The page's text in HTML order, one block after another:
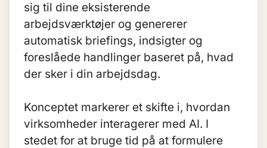
sig til dine eksisterende
arbejdsværktøjer og genererer
automatisk briefings, indsigter og
foreslåede handlinger baseret på, hvad
der sker i din arbejdsdag.
Konceptet markerer et skifte i, hvordan
virksomheder interagerer med AI. I
stedet for at bruge tid på at formulere